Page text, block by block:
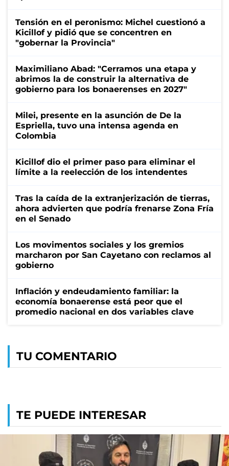
Tensión en el peronismo: Michel cuestionó a
Kicillof y pidió que se concentren en
"gobernar la Provincia"
Maximiliano Abad: "Cerramos una etapa y
abrimos la de construir la alternativa de
gobierno para los bonaerenses en 2027"
Milei, presente en la asunción de De la
Espriella, tuvo una intensa agenda en
Colombia
Kicillof dio el primer paso para eliminar el
límite a la reelección de los intendentes
Tras la caída de la extranjerización de tierras,
ahora advierten que podría frenarse Zona Fría
en el Senado
Los movimentos sociales y los gremios
marcharon por San Cayetano con reclamos al
gobierno
Inflación y endeudamiento familiar: la
economía bonaerense está peor que el
promedio nacional en dos variables clave
TU COMENTARIO
TE PUEDE INTERESAR